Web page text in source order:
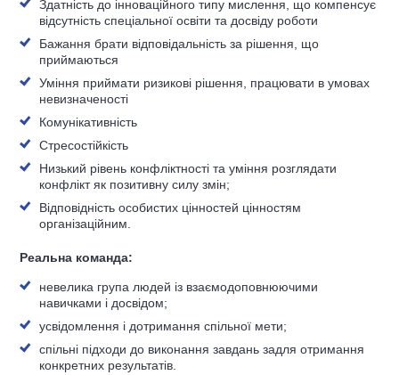
Здатність до інноваційного типу мислення, що компенсує
відсутність спеціальної освіти та досвіду роботи
Бажання брати відповідальність за рішення, що
приймаються
Уміння приймати ризикові рішення, працювати в умовах
невизначеності
Комунікативність
Стресостійкість
Низький рівень конфліктності та уміння розглядати
конфлікт як позитивну силу змін;
Відповідність особистих цінностей цінностям
організаційним.
Реальна команда:
невелика група людей із взаємодоповнюючими
навичками і досвідом;
усвідомлення і дотримання спільної мети;
спільні підходи до виконання завдань задля отримання
конкретних результатів.